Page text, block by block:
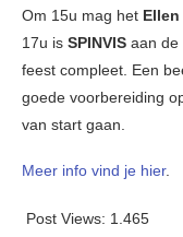
Om 15u mag het
17u is SPINVIS aan de
feest compleet. Een
goede voorbereiding
van start gaan.
Meer info vind je hier.
Post Views: 1.465